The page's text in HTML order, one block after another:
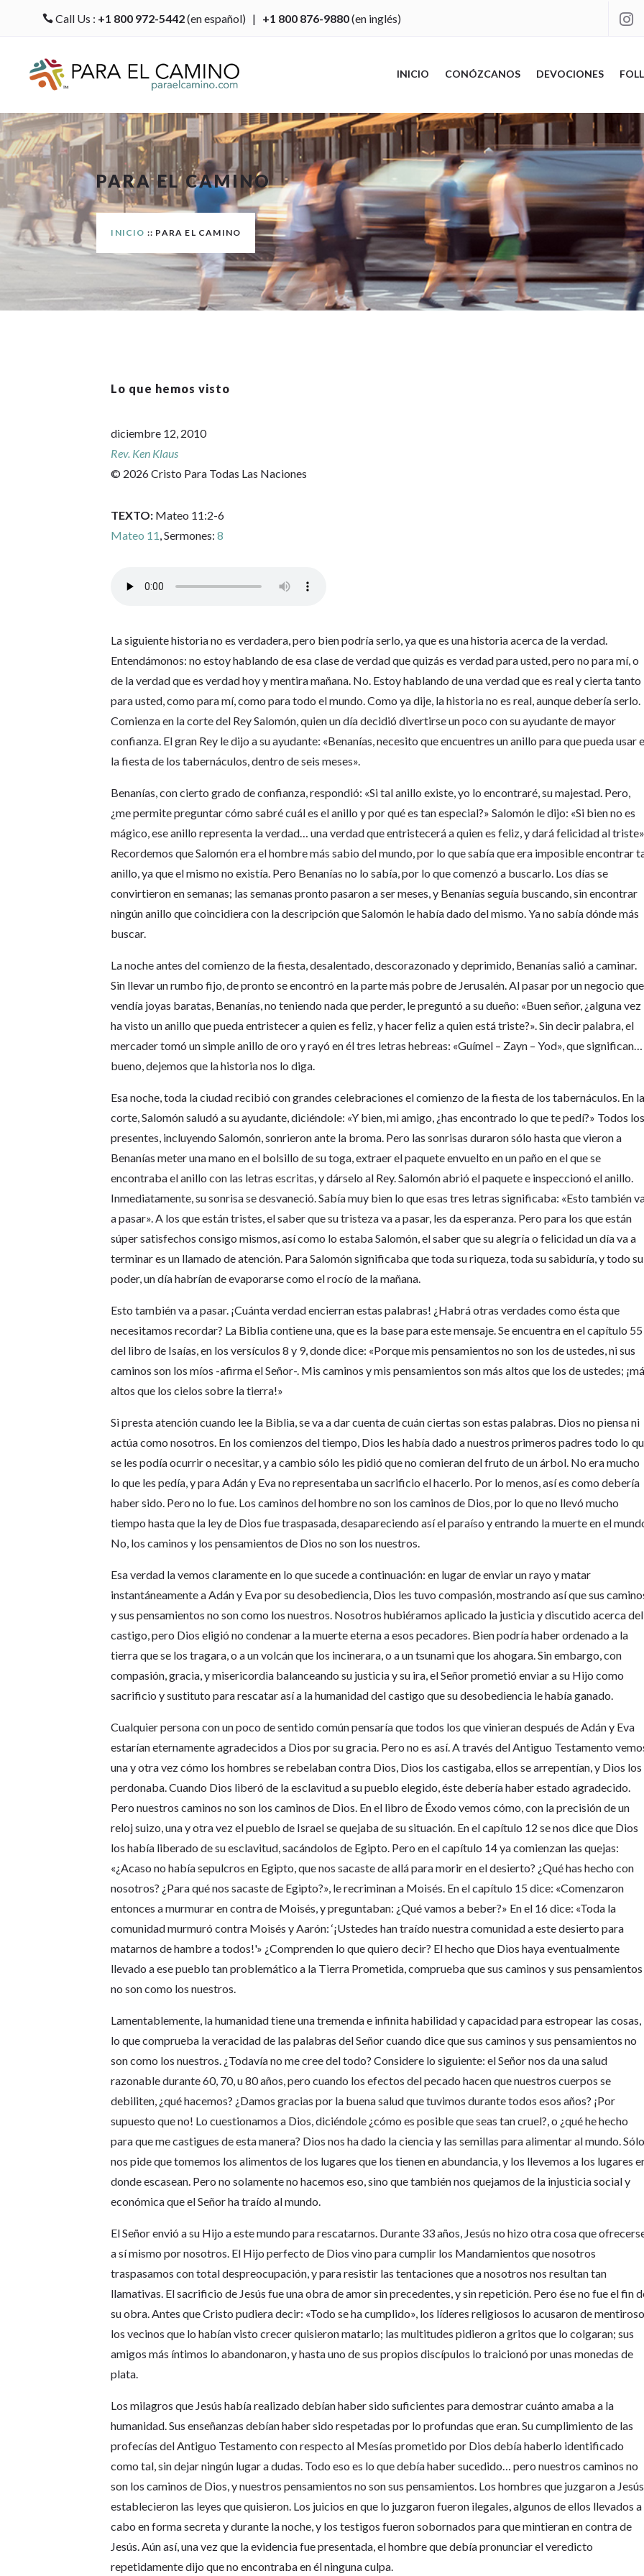
Call Us : +1 800 972-5442(en español) | +1 800 876-9880(en inglés) 
INICIO CONÓZCANOS DEVOCIONES
PARA EL CAMINO
INICIO :: PARA EL CAMINO
Lo que hemos visto
diciembre 12, 2010
Rev. Ken Klaus
© 2026 Cristo Para Todas Las Naciones
TEXTO: Mateo 11:2-6
Mateo 11 , Sermones:8
La siguiente historia no es verdadera, pero bien podría serlo, ya que es una historia acerca de la verdad.
Entendámonos: no estoy hablando de esa clase de verdad que quizás es verdad para usted, pero no para mí, o
de la verdad que es verdad hoy y mentira mañana. No. Estoy hablando de una verdad que es real y cierta tanto
para usted, como para mí, como para todo el mundo. Como ya dije, la historia no es real, aunque debería serlo.
Comienza en la corte del Rey Salomón, quien un día decidió divertirse un poco con su ayudante de mayor
confianza. El gran Rey le dijo a su ayudante: «Benanías, necesito que encuentres un anillo para que pueda usar
la fiesta de los tabernáculos, dentro de seis meses».
Benanías, con cierto grado de confianza, respondió: «Si tal anillo existe, yo lo encontraré, su majestad. Pero,
¿me permite preguntar cómo sabré cuál es el anillo y por qué es tan especial?» Salomón le dijo: «Si bien no es
mágico, ese anillo representa la verdad… una verdad que entristecerá a quien es feliz, y dará felicidad al triste».
Recordemos que Salomón era el hombre más sabio del mundo, por lo que sabía que era imposible encontrar
anillo, ya que el mismo no existía. Pero Benanías no lo sabía, por lo que comenzó a buscarlo. Los días se
convirtieron en semanas; las semanas pronto pasaron a ser meses, y Benanías seguía buscando, sin encontrar
ningún anillo que coincidiera con la descripción que Salomón le había dado del mismo. Ya no sabía dónde más
buscar.
La noche antes del comienzo de la fiesta, desalentado, descorazonado y deprimido, Benanías salió a caminar.
Sin llevar un rumbo fijo, de pronto se encontró en la parte más pobre de Jerusalén. Al pasar por un negocio que
vendía joyas baratas, Benanías, no teniendo nada que perder, le preguntó a su dueño: «Buen señor, ¿alguna vez
ha visto un anillo que pueda entristecer a quien es feliz, y hacer feliz a quien está triste?». Sin decir palabra, el
mercader tomó un simple anillo de oro y rayó en él tres letras hebreas: «Guímel – Zayn – Yod», que significan…
bueno, dejemos que la historia nos lo diga.
Esa noche, toda la ciudad recibió con grandes celebraciones el comienzo de la fiesta de los tabernáculos. En la
corte, Salomón saludó a su ayudante, diciéndole: «Y bien, mi amigo, ¿has encontrado lo que te pedí?» Todos los
presentes, incluyendo Salomón, sonrieron ante la broma. Pero las sonrisas duraron sólo hasta que vieron a
Benanías meter una mano en el bolsillo de su toga, extraer el paquete envuelto en un paño en el que se
encontraba el anillo con las letras escritas, y dárselo al Rey. Salomón abrió el paquete e inspeccionó el anillo.
Inmediatamente, su sonrisa se desvaneció. Sabía muy bien lo que esas tres letras significaba: «Esto también
a pasar». A los que están tristes, el saber que su tristeza va a pasar, les da esperanza. Pero para los que están
súper satisfechos consigo mismos, así como lo estaba Salomón, el saber que su alegría o felicidad un día va a
terminar es un llamado de atención. Para Salomón significaba que toda su riqueza, toda su sabiduría, y todo su
poder, un día habrían de evaporarse como el rocío de la mañana.
Esto también va a pasar. ¡Cuánta verdad encierran estas palabras! ¿Habrá otras verdades como ésta que
necesitamos recordar? La Biblia contiene una, que es la base para este mensaje. Se encuentra en el capítulo 55
del libro de Isaías, en los versículos 8 y 9, donde dice: «Porque mis pensamientos no son los de ustedes, ni sus
caminos son los míos -afirma el Señor-. Mis caminos y mis pensamientos son más altos que los de ustedes;
altos que los cielos sobre la tierra!»
Si presta atención cuando lee la Biblia, se va a dar cuenta de cuán ciertas son estas palabras. Dios no piensa ni
actúa como nosotros. En los comienzos del tiempo, Dios les había dado a nuestros primeros padres todo lo
se les podía ocurrir o necesitar, y a cambio sólo les pidió que no comieran del fruto de un árbol. No era mucho
lo que les pedía, y para Adán y Eva no representaba un sacrificio el hacerlo. Por lo menos, así es como debería
haber sido. Pero no lo fue. Los caminos del hombre no son los caminos de Dios, por lo que no llevó mucho
tiempo hasta que la ley de Dios fue traspasada, desapareciendo así el paraíso y entrando la muerte en el
No, los caminos y los pensamientos de Dios no son los nuestros.
Esa verdad la vemos claramente en lo que sucede a continuación: en lugar de enviar un rayo y matar
instantáneamente a Adán y Eva por su desobediencia, Dios les tuvo compasión, mostrando así que sus
y sus pensamientos no son como los nuestros. Nosotros hubiéramos aplicado la justicia y discutido acerca del
castigo, pero Dios eligió no condenar a la muerte eterna a esos pecadores. Bien podría haber ordenado a la
tierra que se los tragara, o a un volcán que los incinerara, o a un tsunami que los ahogara. Sin embargo, con
compasión, gracia, y misericordia balanceando su justicia y su ira, el Señor prometió enviar a su Hijo como
sacrificio y sustituto para rescatar así a la humanidad del castigo que su desobediencia le había ganado.
Cualquier persona con un poco de sentido común pensaría que todos los que vinieran después de Adán y Eva
estarían eternamente agradecidos a Dios por su gracia. Pero no es así. A través del Antiguo Testamento
una y otra vez cómo los hombres se rebelaban contra Dios, Dios los castigaba, ellos se arrepentían, y Dios los
perdonaba. Cuando Dios liberó de la esclavitud a su pueblo elegido, éste debería haber estado agradecido.
Pero nuestros caminos no son los caminos de Dios. En el libro de Éxodo vemos cómo, con la precisión de un
reloj suizo, una y otra vez el pueblo de Israel se quejaba de su situación. En el capítulo 12 se nos dice que Dios
los había liberado de su esclavitud, sacándolos de Egipto. Pero en el capítulo 14 ya comienzan las quejas:
«¿Acaso no había sepulcros en Egipto, que nos sacaste de allá para morir en el desierto? ¿Qué has hecho con
nosotros? ¿Para qué nos sacaste de Egipto?», le recriminan a Moisés. En el capítulo 15 dice: «Comenzaron
entonces a murmurar en contra de Moisés, y preguntaban: ¿Qué vamos a beber?» En el 16 dice: «Toda la
comunidad murmuró contra Moisés y Aarón: ‘¡Ustedes han traído nuestra comunidad a este desierto para
matarnos de hambre a todos!'» ¿Comprenden lo que quiero decir? El hecho que Dios haya eventualmente
llevado a ese pueblo tan problemático a la Tierra Prometida, comprueba que sus caminos y sus pensamientos
no son como los nuestros.
Lamentablemente, la humanidad tiene una tremenda e infinita habilidad y capacidad para estropear las cosas,
lo que comprueba la veracidad de las palabras del Señor cuando dice que sus caminos y sus pensamientos no
son como los nuestros. ¿Todavía no me cree del todo? Considere lo siguiente: el Señor nos da una salud
razonable durante 60, 70, u 80 años, pero cuando los efectos del pecado hacen que nuestros cuerpos se
debiliten, ¿qué hacemos? ¿Damos gracias por la buena salud que tuvimos durante todos esos años? ¡Por
supuesto que no! Lo cuestionamos a Dios, diciéndole ¿cómo es posible que seas tan cruel?, o ¿qué he hecho
para que me castigues de esta manera? Dios nos ha dado la ciencia y las semillas para alimentar al mundo. Sólo
nos pide que tomemos los alimentos de los lugares que los tienen en abundancia, y los llevemos a los lugares
donde escasean. Pero no solamente no hacemos eso, sino que también nos quejamos de la injusticia social y
económica que el Señor ha traído al mundo.
El Señor envió a su Hijo a este mundo para rescatarnos. Durante 33 años, Jesús no hizo otra cosa que
a sí mismo por nosotros. El Hijo perfecto de Dios vino para cumplir los Mandamientos que nosotros
traspasamos con total despreocupación, y para resistir las tentaciones que a nosotros nos resultan tan
llamativas. El sacrificio de Jesús fue una obra de amor sin precedentes, y sin repetición. Pero ése no fue el fin
su obra. Antes que Cristo pudiera decir: «Todo se ha cumplido», los líderes religiosos lo acusaron de
los vecinos que lo habían visto crecer quisieron matarlo; las multitudes pidieron a gritos que lo colgaran; sus
amigos más íntimos lo abandonaron, y hasta uno de sus propios discípulos lo traicionó por unas monedas de
plata.
Los milagros que Jesús había realizado debían haber sido suficientes para demostrar cuánto amaba a la
humanidad. Sus enseñanzas debían haber sido respetadas por lo profundas que eran. Su cumplimiento de las
profecías del Antiguo Testamento con respecto al Mesías prometido por Dios debía haberlo identificado
como tal, sin dejar ningún lugar a dudas. Todo eso es lo que debía haber sucedido… pero nuestros caminos no
son los caminos de Dios, y nuestros pensamientos no son sus pensamientos. Los hombres que juzgaron a Jesús
establecieron las leyes que quisieron. Los juicios en que lo juzgaron fueron ilegales, algunos de ellos llevados a
cabo en forma secreta y durante la noche, y los testigos fueron sobornados para que mintieran en contra de
Jesús. Aún así, una vez que la evidencia fue presentada, el hombre que debía pronunciar el veredicto
repetidamente dijo que no encontraba en él ninguna culpa.